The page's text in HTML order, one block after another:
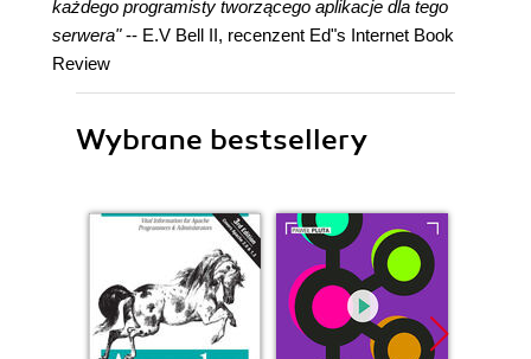
każdego programisty tworzącego aplikacje dla tego
serwera"-- E.V Bell II, recenzent Ed"s Internet Book
Review
Wybrane bestsellery